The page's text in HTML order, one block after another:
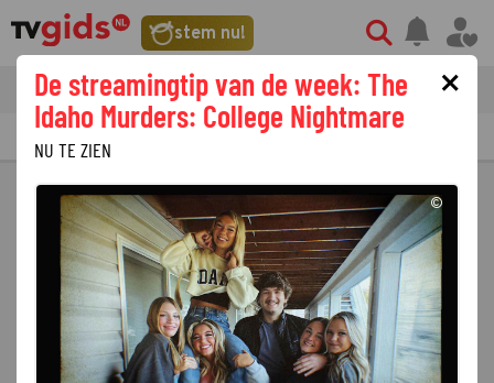
stem nu!
tvgids streaming nieuws
PRIMETIME GEMIST
×
De streamingtip van de week: The
Idaho Murders: College Nightmare
NU TE ZIEN
©